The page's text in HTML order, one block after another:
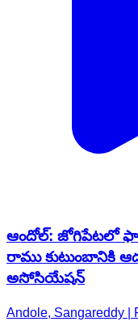
ఆందోల్: జోగిపేటలో
రాము కుటుంబానికి
అసోసియేషన్
Andole, Sangareddy |